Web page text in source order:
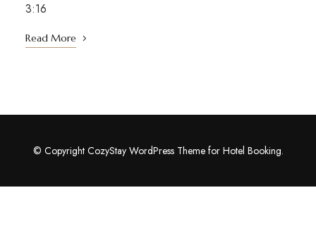
3:16
Read More
© Copyright CozyStay WordPress Theme for Hotel Booking.